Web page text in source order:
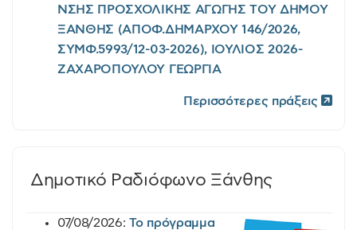
ΝΣΗΣ ΠΡΟΣΧΟΛΙΚΗΣ ΑΓΩΓΗΣ ΤΟΥ ΔΗΜΟΥ
ΞΑΝΘΗΣ (ΑΠΟΦ.ΔΗΜΑΡΧΟΥ 146/2026,
ΣΥΜΦ.5993/12-03-2026), ΙΟΥΛΙΟΣ 2026-
ΖΑΧΑΡΟΠΟΥΛΟΥ ΓΕΩΡΓΙΑ
Περισσότερες πράξεις
Δημοτικό Ραδιόφωνο Ξάνθης
07/08/2026:Το πρόγραμμα